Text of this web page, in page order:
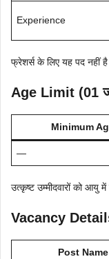
Experience
फ्रेशर्स के लिए यह पद नहीं
Age Limit (01
Minimum
—
उत्कृष्ट उम्मीदवारों को आयु
Vacancy
Post Name